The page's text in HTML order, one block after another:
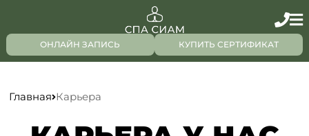
ОНЛАЙН ЗАПИСЬ КУПИТЬ СЕРТИФИКАТ
Главная Карьера